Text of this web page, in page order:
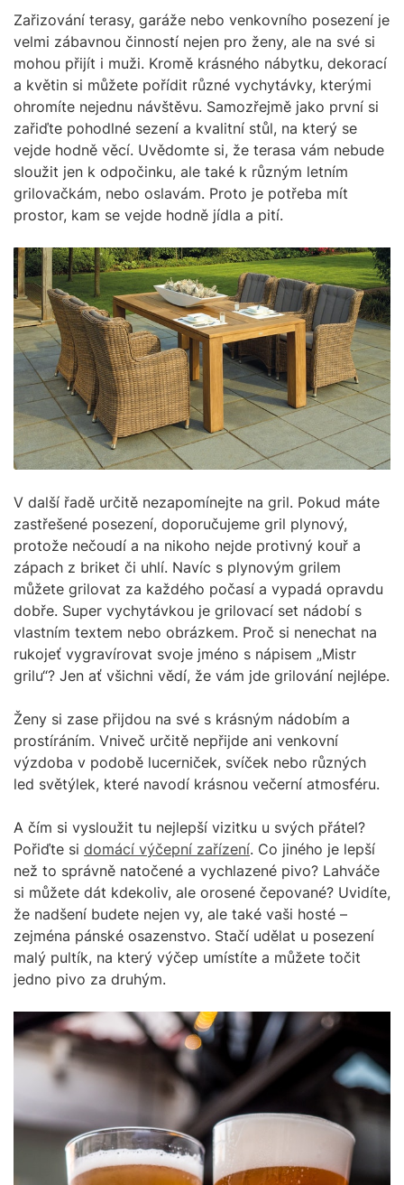
Zařizování terasy, garáže nebo venkovního posezení je
velmi zábavnou činností nejen pro ženy, ale na své si
mohou přijít i muži. Kromě krásného nábytku, dekorací
a květin si můžete pořídit různé vychytávky, kterými
ohromíte nejednu návštěvu. Samozřejmě jako první si
zařiďte pohodlné sezení a kvalitní stůl, na který se
vejde hodně věcí. Uvědomte si, že terasa vám nebude
sloužit jen k odpočinku, ale také k různým letním
grilovačkám, nebo oslavám. Proto je potřeba mít
prostor, kam se vejde hodně jídla a pití.
V další řadě určitě nezapomínejte na gril. Pokud máte
zastřešené posezení, doporučujeme gril plynový,
protože nečoudí a na nikoho nejde protivný kouř a
zápach z briket či uhlí. Navíc s plynovým grilem
můžete grilovat za každého počasí a vypadá opravdu
dobře. Super vychytávkou je grilovací set nádobí s
vlastním textem nebo obrázkem. Proč si nenechat na
rukojeť vygravírovat svoje jméno s nápisem „Mistr
grilu“? Jen ať všichni vědí, že vám jde grilování nejlépe.
Ženy si zase přijdou na své s krásným nádobím a
prostíráním. Vniveč určitě nepřijde ani venkovní
výzdoba v podobě lucerniček, svíček nebo různých
led světýlek, které navodí krásnou večerní atmosféru.
A čím si vysloužit tu nejlepší vizitku u svých přátel?
Pořiďte si domácí výčepní zařízení. Co jiného je lepší
než to správně natočené a vychlazené pivo? Lahváče
si můžete dát kdekoliv, ale orosené čepované? Uvidíte,
že nadšení budete nejen vy, ale také vaši hosté –
zejména pánské osazenstvo. Stačí udělat u posezení
malý pultík, na který výčep umístíte a můžete točit
jedno pivo za druhým.